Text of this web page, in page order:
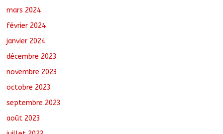
mars 2024
février 2024
janvier 2024
décembre 2023
novembre 2023
octobre 2023
septembre 2023
août 2023